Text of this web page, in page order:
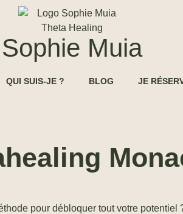
Sophie Muia
QUI SUIS-JE ? BLOG JE
pour débloquer tout votre potentiel